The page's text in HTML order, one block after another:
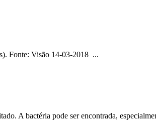
Fonte: Visão 14-03-2018 ...
A bactéria pode ser encontrada,